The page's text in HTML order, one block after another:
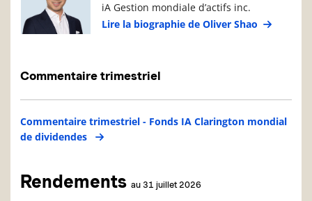
iA Gestion mondiale d’actifs inc.
Lire la biographie de Oliver Shao
Commentaire trimestriel
Commentaire trimestriel - Fonds IA Clarington mondial
de dividendes
Rendements au 31 juillet 2026